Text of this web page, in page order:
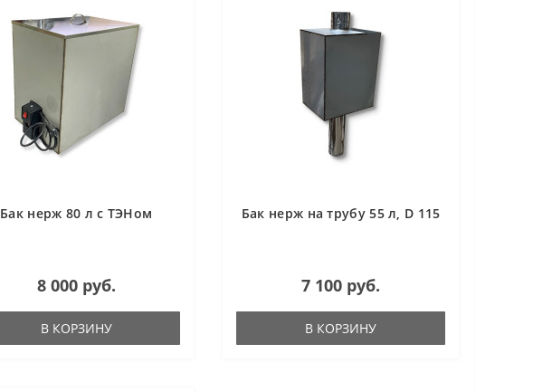
Бак нерж 80 л с ТЭНом
8 000 руб.
В КОРЗИНУ
Бак нерж на трубу 55 л, D 115
7 100 руб.
В КОРЗИНУ